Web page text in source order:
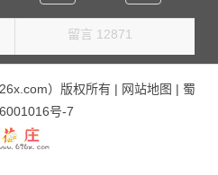
留言 12871
）版权所有 | 网站地图 | 蜀
号-7